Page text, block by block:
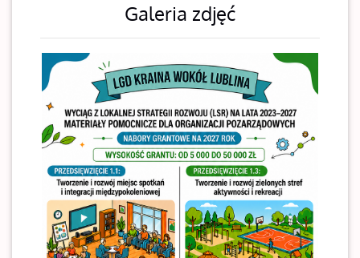
Galeria zdjęć